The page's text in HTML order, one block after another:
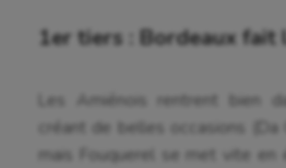
1er tiers : Bordeaux fait
Les Amiénois rentrent bien
créant de belles occasions (Da
mais Fouquerel se met vite en